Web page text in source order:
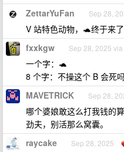
ZettarYuFan Sep 28,
V 站特色动物，🐢终于来了
fxxkgw Sep 28, 2025
一个字：🐢
8 个字：不操这个 B 会死
MAVETRICK Sep 28,
哪个婆娘敢这么打我钱的
劲夫，别活那么窝囊。
raycake Sep 28, 2025